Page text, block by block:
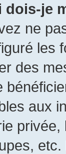
dois-je
ne
les
des
aux
privée,
etc.